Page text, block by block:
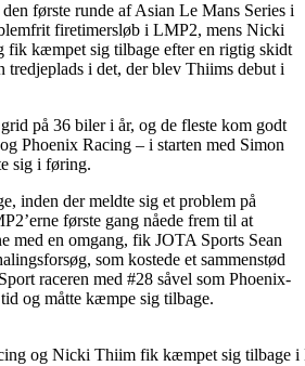
første runde af Asian Le Mans Series i
firetimersløb i LMP2, mens Nicki
fik kæmpet sig tilbage efter en rigtig skidt
tredjeplads i det, der blev Thiims debut i
på 36 biler i år, og de fleste kom godt
Phoenix Racing – i starten med Simon
sig i føring.
inden der meldte sig et problem på
første gang nåede frem til at
med en omgang, fik JOTA Sports Sean
som kostede et sammenstød
raceren med #28 såvel som Phoenix-
og måtte kæmpe sig tilbage.
og Nicki Thiim fik kæmpet sig tilbage i